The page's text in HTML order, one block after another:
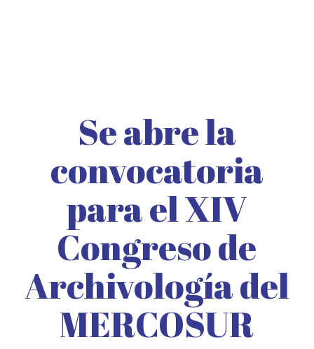
Se abre la
convocatoria
para el XIV
Congreso de
Archivología del
MERCOSUR